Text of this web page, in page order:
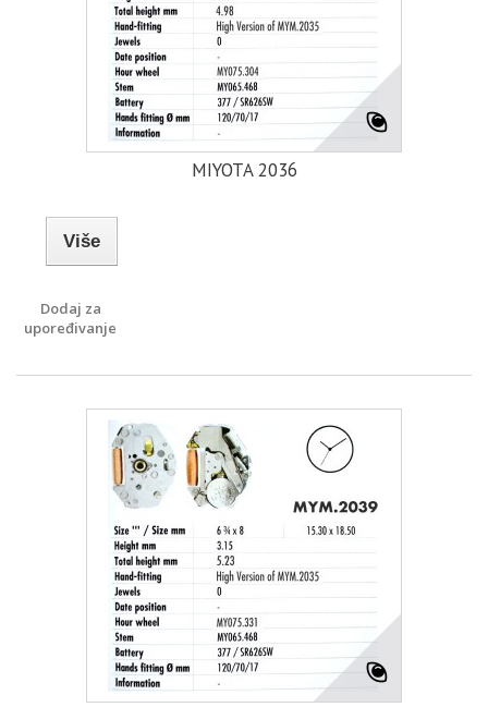
MIYOTA 2036
Više
Dodaj za
upoređivanje